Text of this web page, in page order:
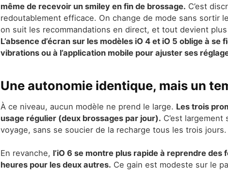
même de recevoir un smiley en fin de brossage. C’est
redoutablement efficace. On change de mode sans sortir
on suit les recommandations en direct, et tout devient
L’absence d’écran sur les modèles iO 4 et iO 5 oblige à se
vibrations ou à l’application mobile pour ajuster ses
Une autonomie identique, mais un
À ce niveau, aucun modèle ne prend le large. Les trois
usage régulier (deux brossages par jour). C’est
voyage, sans se soucier de la recharge tous les trois jours.
En revanche, l’iO 6 se montre plus rapide à reprendre
heures pour les deux autres. Ce gain est modeste sur le